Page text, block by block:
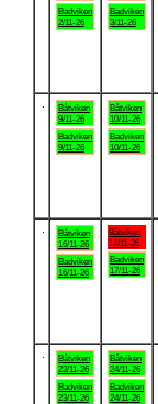
Badviken
2/11-26
Badviken
3/11-26
Båtviken
9/11-26
Badviken
9/11-26
Båtviken
10/11-26
Badviken
10/11-26
Båtviken
16/11-26
Badviken
16/11-26
Båtviken
17/11-26
Badviken
17/11-26
Båtviken
23/11-26
Badviken
23/11-26
Båtviken
24/11-26
Badviken
24/11-26